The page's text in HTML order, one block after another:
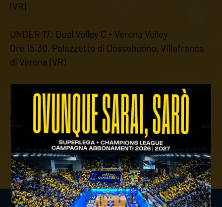
(VR)
UNDER 17: Dual Volley C - Verona Volley
Ore 15.30, Palazzetto di Dossobuono, Villafranca
di Verona (VR)
Ore 16.00, Palazzetto dello Sport, Bardolino (VR)
precedente: settore giovanile: i risultati del weekend
successivo: settore giovanile: i risultati del weekend
news giovanili